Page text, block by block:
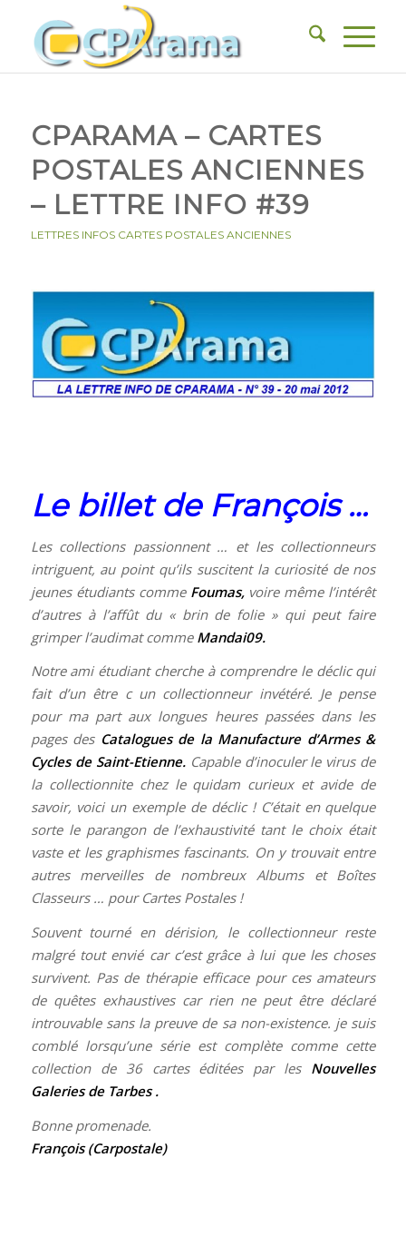
CPARAMA – CARTES
POSTALES ANCIENNES
– LETTRE INFO #39
LETTRES INFOS CARTES POSTALES ANCIENNES
Le billet de François …
Les collections passionnent … et les collectionneurs
intriguent, au point qu’ils suscitent la curiosité de nos
jeunes étudiants comme Foumas, voire même l’intérêt
d’autres à l’affût du « brin de folie » qui peut faire
grimper l’audimat comme Mandai09.
Notre ami étudiant cherche à comprendre le déclic qui
fait d’un être c un collectionneur invétéré. Je pense
pour ma part aux longues heures passées dans les
pages des Catalogues de la Manufacture d’Armes &
Cycles de Saint-Etienne. Capable d’inoculer le virus de
la collectionnite chez le quidam curieux et avide de
savoir, voici un exemple de déclic ! C’était en quelque
sorte le parangon de l’exhaustivité tant le choix était
vaste et les graphismes fascinants. On y trouvait entre
autres merveilles de nombreux Albums et Boîtes
Classeurs … pour Cartes Postales !
Souvent tourné en dérision, le collectionneur reste
malgré tout envié car c’est grâce à lui que les choses
survivent. Pas de thérapie efficace pour ces amateurs
de quêtes exhaustives car rien ne peut être déclaré
introuvable sans la preuve de sa non-existence. je suis
comblé lorsqu’une série est complète comme cette
collection de 36 cartes éditées par les Nouvelles
Galeries de Tarbes.
Bonne promenade.
François (Carpostale)